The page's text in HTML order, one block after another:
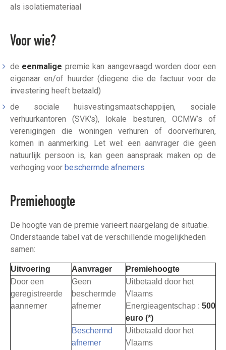
als isolatiemateriaal
Voor wie?
de eenmalige premie kan aangevraagd worden door een
eigenaar en/of huurder (diegene die de factuur voor de
investering heeft betaald)
de sociale huisvestingsmaatschappijen, sociale
verhuurkantoren (SVK's), lokale besturen, OCMW’s of
verenigingen die woningen verhuren of doorverhuren,
komen in aanmerking. Let wel: een aanvrager die geen
natuurlijk persoon is, kan geen aanspraak maken op de
verhoging voor beschermde afnemers
Premiehoogte
De hoogte van de premie varieert naargelang de situatie.
Onderstaande tabel vat de verschillende mogelijkheden
samen:
Uitvoering Aanvrager
Premiehoogte
Door een
geregistreerde
aannemer
Geen
beschermde
afnemer
Uitbetaald door het
Vlaams
Energieagentschap : 500
euro (*)
Beschermd
afnemer
Uitbetaald door het
Vlaams